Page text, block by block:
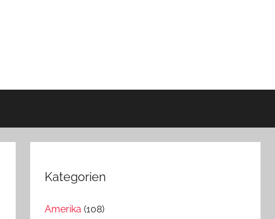
Kategorien
Amerika (108)